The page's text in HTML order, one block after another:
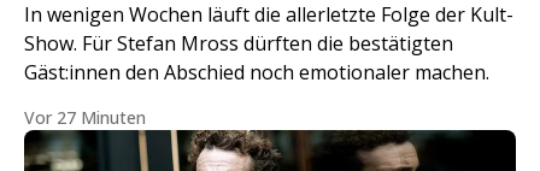
In wenigen Wochen läuft die allerletzte Folge der Kult-
Show. Für Stefan Mross dürften die bestätigten
Gäst:innen den Abschied noch emotionaler machen.
Vor 27 Minuten